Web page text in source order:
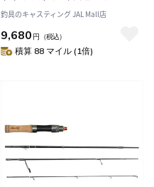
MBES-602LS (スピニング/2ピ
ース)
釣具のキャスティング JAL Mall店
9,680 円 （税込）
積算 88 マイル (1倍)